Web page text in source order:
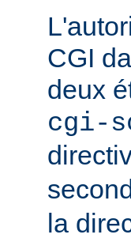
CGI
deux
cgi-
la